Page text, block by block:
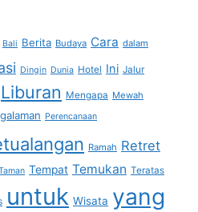
Bali Berita Budaya Cara dalam
Dingin Dunia Hotel Ini Jalur
Liburan Mengapa Mewah
Perencanaan
Ramah Retret
Tempat Temukan Teratas
untuk Wisata yang